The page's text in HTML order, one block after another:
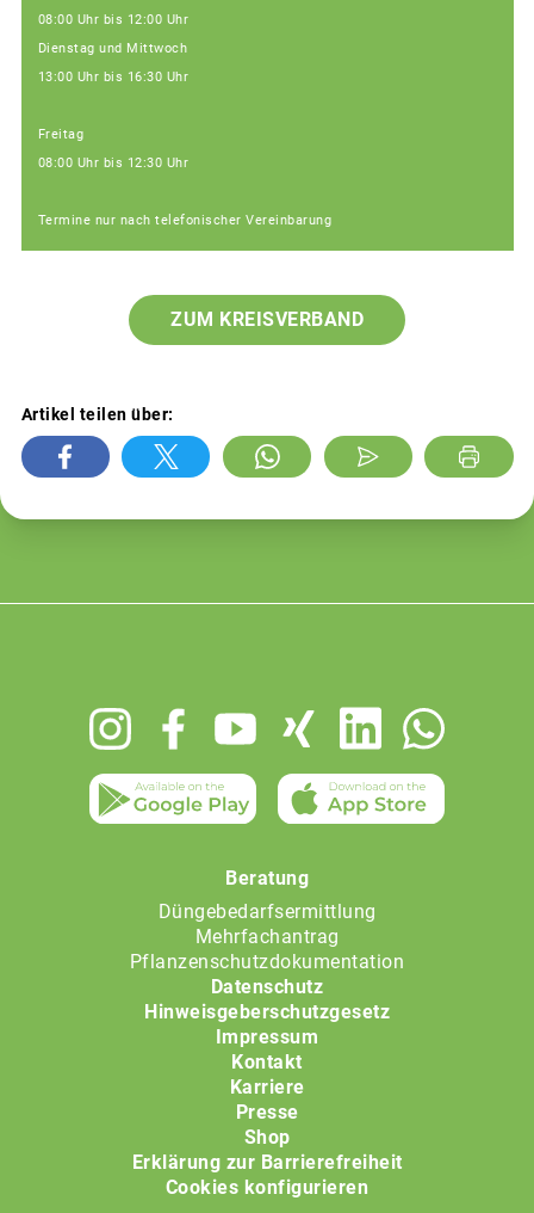
08:00 Uhr bis 12:00 Uhr
Dienstag und Mittwoch
13:00 Uhr bis 16:30 Uhr
Freitag
08:00 Uhr bis 12:30 Uhr
Termine nur nach telefonischer Vereinbarung
ZUM KREISVERBAND
Artikel teilen über:
Beratung
Düngebedarfsermittlung
Mehrfachantrag
Pflanzenschutzdokumentation
Datenschutz
Hinweisgeberschutzgesetz
Impressum
Kontakt
Karriere
Presse
Shop
Erklärung zur Barrierefreiheit
Cookies konfigurieren